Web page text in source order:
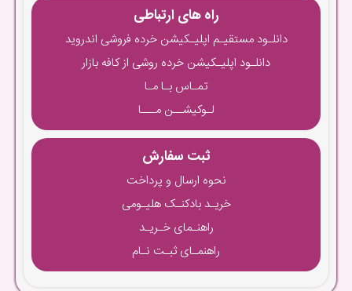
راه های ارتباطی
دانلـود مستقیـم اپلیـکیشن خرده فروشی اندروید
دانلـود اپلیـکیشن خرده روشی از کافه بازار
تمـاس بـا مـا
لـوکیشــن مـــا
ثبت سفارش
نحوه ارسال و پرداخت
خریـد بادکنـک هلیـومی
راهنـمای خـریـد
راهنمـای ثبـت نـام